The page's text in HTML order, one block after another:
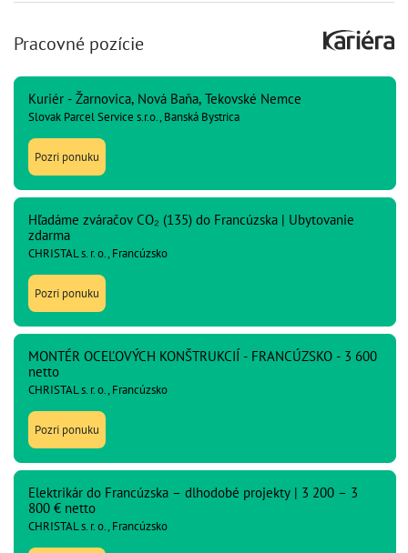
Pracovné pozície
Kuriér - Žarnovica, Nová Baňa, Tekovské Nemce
Slovak Parcel Service s.r.o., Banská Bystrica
Pozri ponuku
Hľadáme zváračov CO₂ (135) do Francúzska | Ubytovanie
zdarma
CHRISTAL s. r. o., Francúzsko
Pozri ponuku
MONTÉR OCEĽOVÝCH KONŠTRUKCIÍ - FRANCÚZSKO - 3 600
netto
CHRISTAL s. r. o., Francúzsko
Pozri ponuku
Elektrikár do Francúzska – dlhodobé projekty | 3 200 – 3
800 € netto
CHRISTAL s. r. o., Francúzsko